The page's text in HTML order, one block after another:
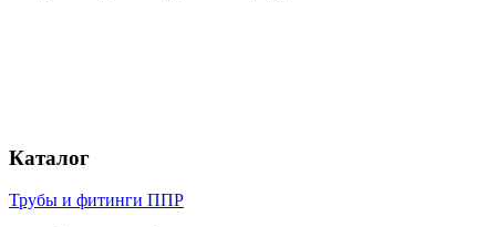
Каталог
Трубы и фитинги ППР